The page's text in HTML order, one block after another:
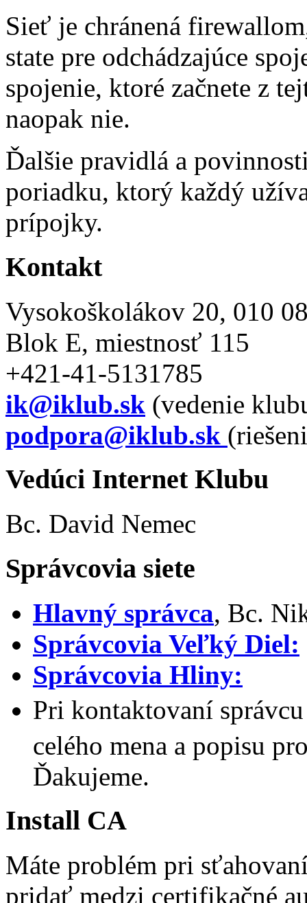
Sieť je chránená
state pre odchádzajúce
spojenie, ktoré začnete z
naopak nie.
Ďalšie pravidlá a
poriadku, ktorý každý
prípojky.
Kontakt
Vysokoškolákov 20, 010
Blok E, miestnosť 115
+421-41-5131785
ik@iklub.sk (vedenie
podpora@iklub.sk
Vedúci Internet Klubu
Bc. David Nemec
Správcovia siete
Hlavný správca, Bc.
Správcovia Veľký Diel:
Správcovia Hliny:
Pri kontaktovaní
celého mena a popisu
Ďakujeme.
Install CA
Máte problém pri
pridať medzi certifikačné